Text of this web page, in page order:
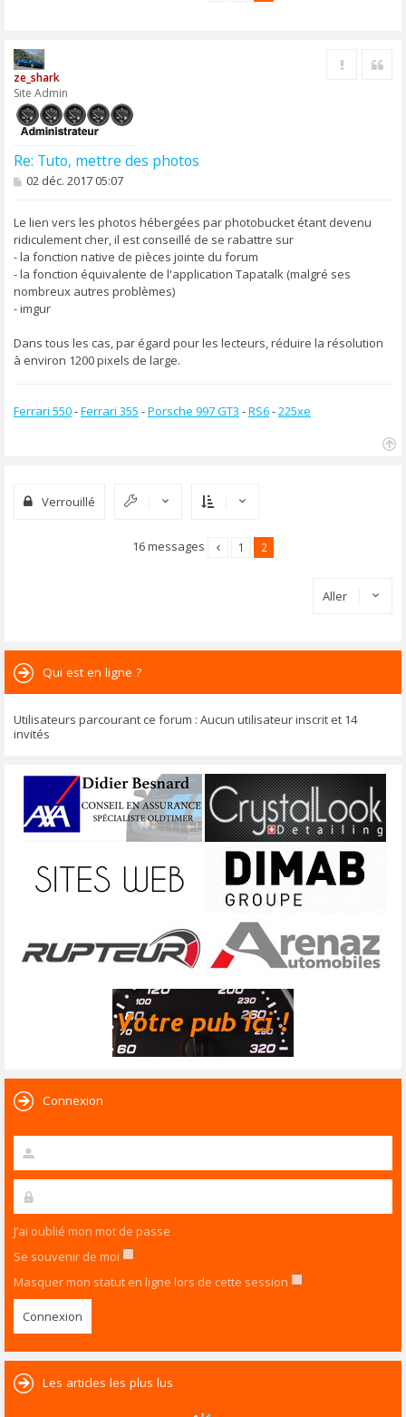
ze_shark
Site Admin
Re: Tuto, mettre des photos
Rapporter
M
s
a
g
e
02 déc. 2017 05:07
Le lien vers les photos hébergées par photobucket étant devenu
ridiculement cher, il est conseillé de se rabattre sur
- la fonction native de pièces jointe du forum
- la fonction équivalente de l'application Tapatalk (malgré ses
nombreux autres problèmes)
- imgur
Dans tous les cas, par égard pour les lecteurs, réduire la résolution
à environ 1200 pixels de large.
Ferrari 550-Ferrari 355 -Porsche 997 GT3 -RS6-225xe
Verrouillé
16 messages 1 2
Aller
Qui est en ligne ?
Utilisateurs parcourant ce forum : Aucun utilisateur inscrit et 14
invités
Connexion
J’ai oublié mon mot de passe
Se souvenir de moi
Masquer mon statut en ligne lors de cette session
Les articles les plus lus